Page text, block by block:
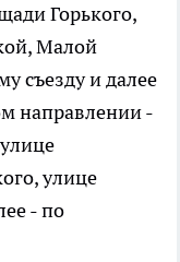
Горького,
Малой
съезду и далее
направлении -
улице
- по